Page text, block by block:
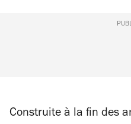
Construite à la fin des